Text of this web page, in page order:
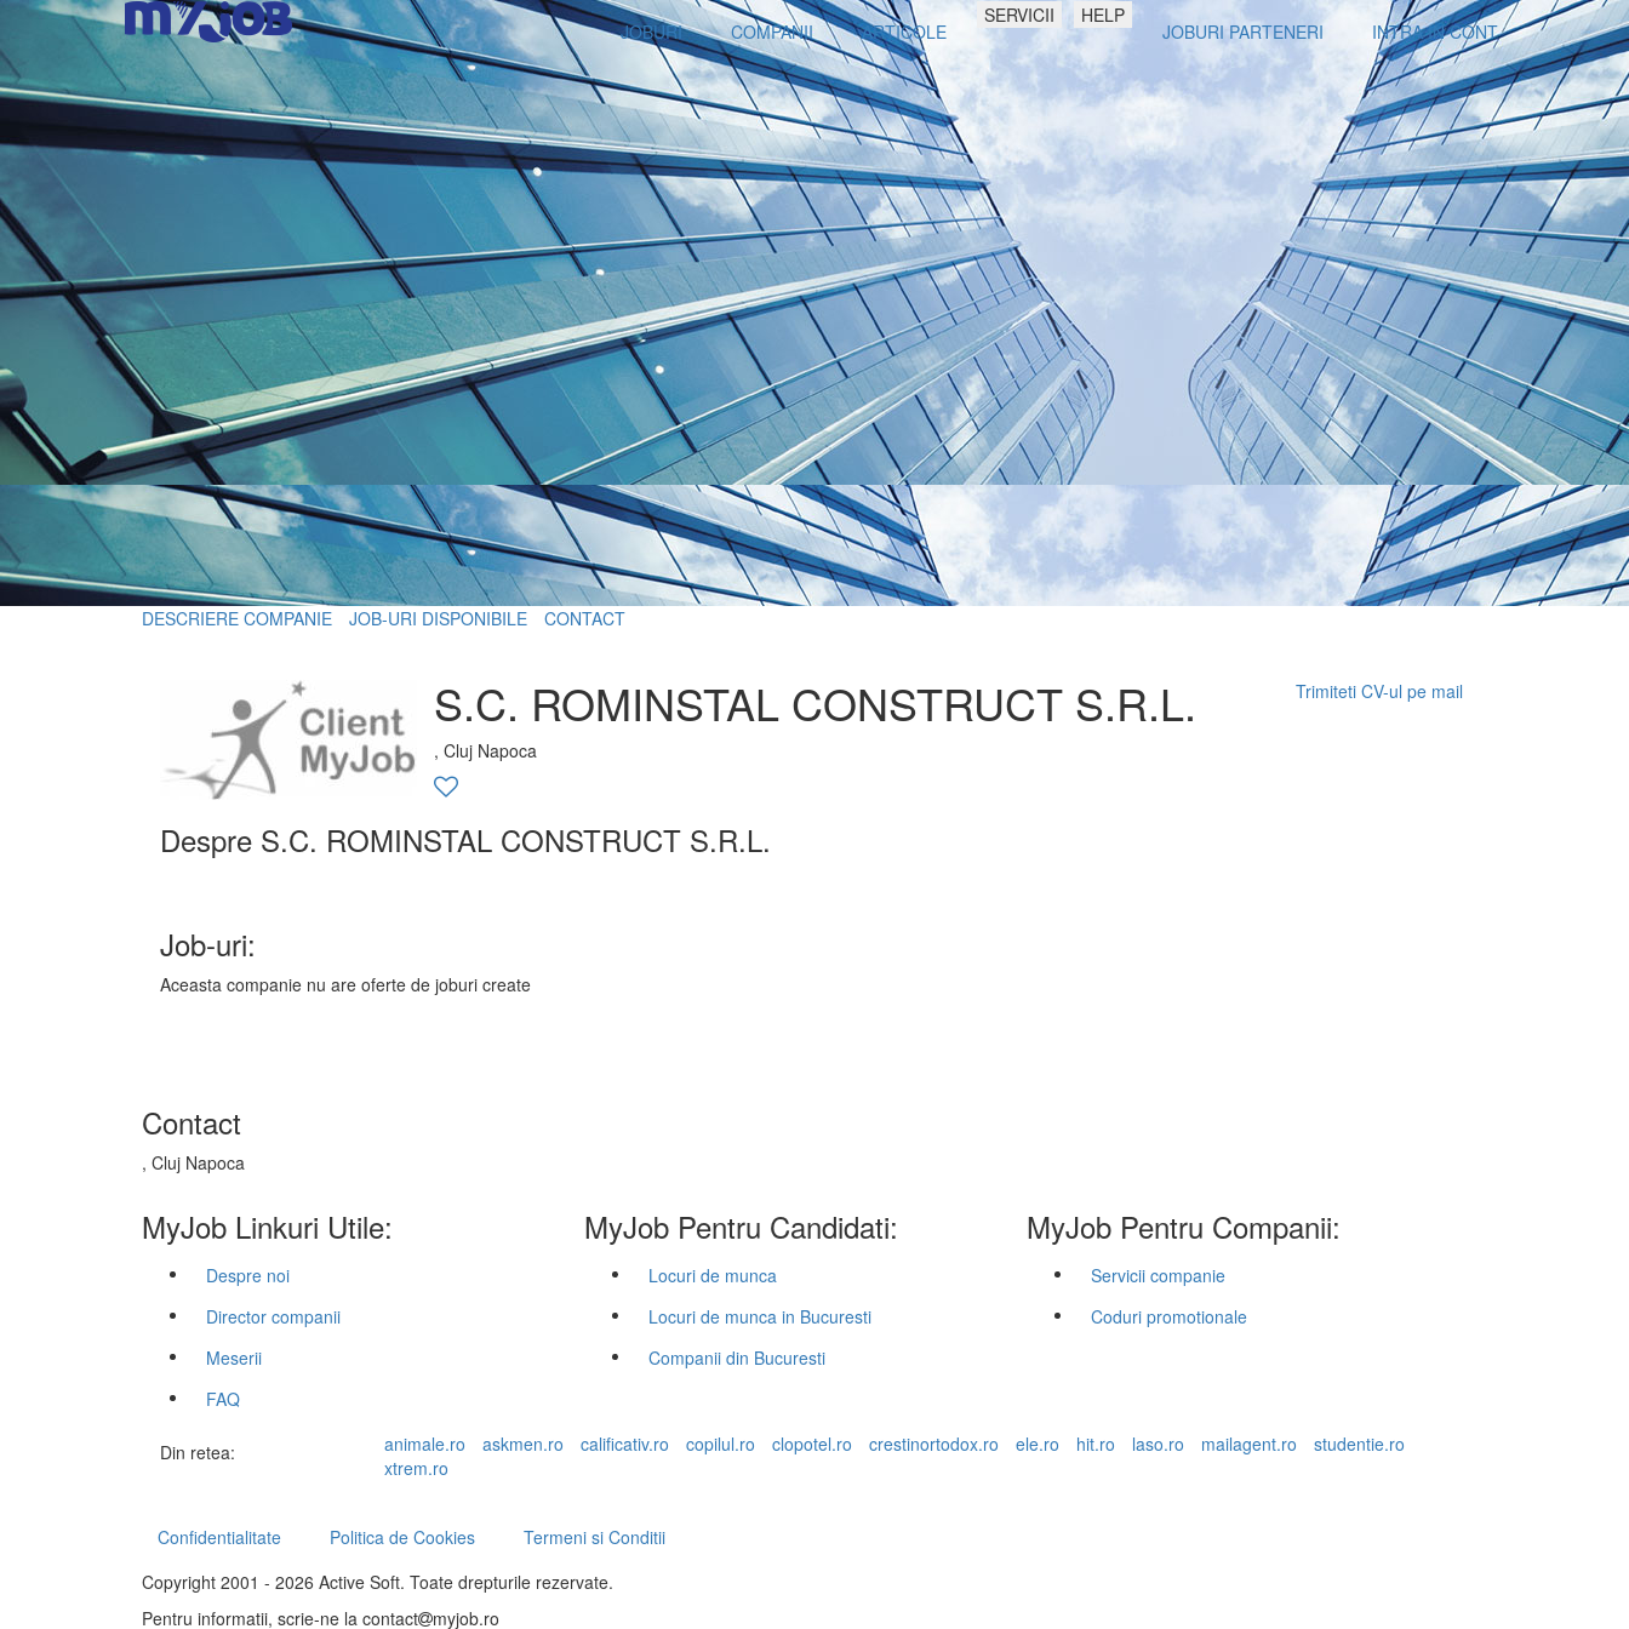
JOBURI COMPANII ARTICOLE
SERVICII HELP
JOBURI PARTENERI INTRA IN CONT
DESCRIERE COMPANIE JOB-URI DISPONIBILE CONTACT
S.C. ROMINSTAL CONSTRUCT S.R.L.
, Cluj Napoca
Trimiteti CV-ul pe mail
Despre S.C. ROMINSTAL CONSTRUCT S.R.L.
Job-uri:
Aceasta companie nu are oferte de joburi create
Contact
, Cluj Napoca
MyJob Linkuri Utile:
Despre noi
Director companii
Meserii
FAQ
MyJob Pentru Candidati:
Locuri de munca
Locuri de munca in Bucuresti
Companii din Bucuresti
MyJob Pentru Companii:
Servicii companie
Coduri promotionale
Din retea: animale.ro askmen.ro calificativ.ro copilul.ro clopotel.ro crestinortodox.ro ele.ro hit.ro laso.ro mailagent.ro
studentie.ro
xtrem.ro
Confidentialitate Politica de Cookies
Termeni si Conditii
Copyright 2001 - 2026 Active Soft. Toate drepturile rezervate.
Pentru informatii, scrie-ne la contact myjob.ro